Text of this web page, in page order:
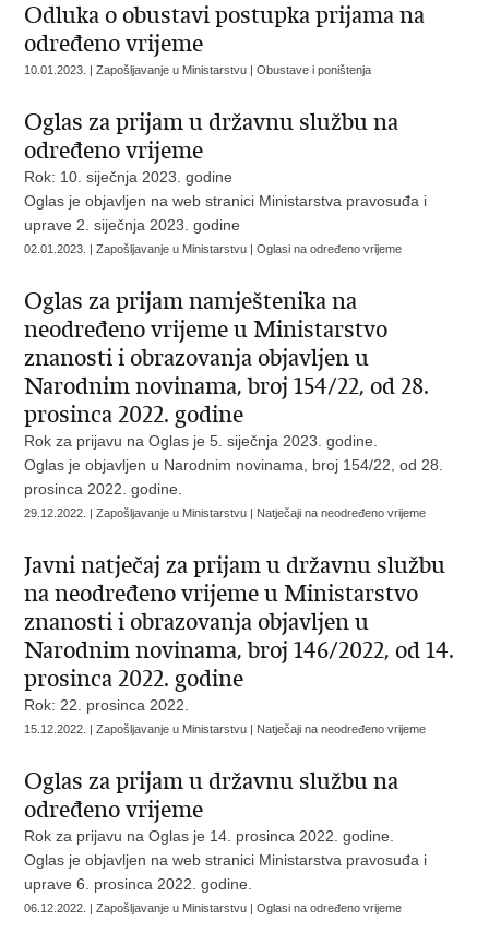
Odluka o obustavi postupka prijama na
određeno vrijeme
10.01.2023. | Zapošljavanje u Ministarstvu | Obustave i poništenja
Oglas za prijam u državnu službu na
određeno vrijeme
Rok: 10. siječnja 2023. godine
Oglas je objavljen na web stranici Ministarstva pravosuđa i
uprave 2. siječnja 2023. godine
02.01.2023. | Zapošljavanje u Ministarstvu | Oglasi na određeno vrijeme
Oglas za prijam namještenika na
neodređeno vrijeme u Ministarstvo
znanosti i obrazovanja objavljen u
Narodnim novinama, broj 154/22, od 28.
prosinca 2022. godine
Rok za prijavu na Oglas je 5. siječnja 2023. godine.
Oglas je objavljen u Narodnim novinama, broj 154/22, od 28.
prosinca 2022. godine.
29.12.2022. | Zapošljavanje u Ministarstvu | Natječaji na neodređeno vrijeme
Javni natječaj za prijam u državnu službu
na neodređeno vrijeme u Ministarstvo
znanosti i obrazovanja objavljen u
Narodnim novinama, broj 146/2022, od 14.
prosinca 2022. godine
Rok: 22. prosinca 2022.
15.12.2022. | Zapošljavanje u Ministarstvu | Natječaji na neodređeno vrijeme
Oglas za prijam u državnu službu na
određeno vrijeme
Rok za prijavu na Oglas je 14. prosinca 2022. godine.
Oglas je objavljen na web stranici Ministarstva pravosuđa i
uprave 6. prosinca 2022. godine.
06.12.2022. | Zapošljavanje u Ministarstvu | Oglasi na određeno vrijeme